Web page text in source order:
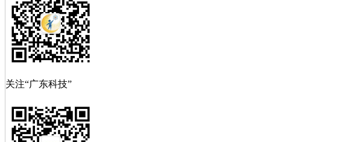
关注“广东科技”